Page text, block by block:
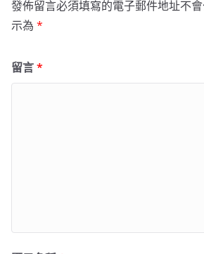
發佈留言必須填寫的電子郵件地址不會
示為 *
留言*